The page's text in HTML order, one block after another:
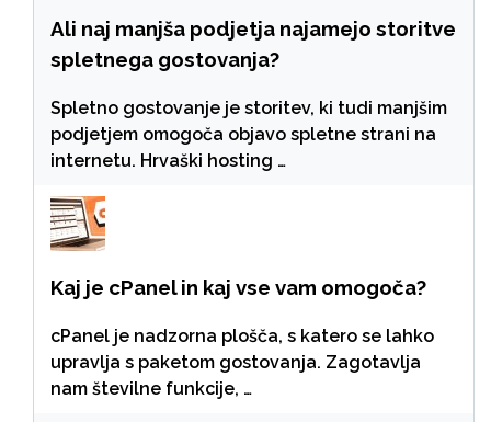
Ali naj manjša podjetja najamejo storitve
spletnega gostovanja?
Spletno gostovanje je storitev, ki tudi manjšim
podjetjem omogoča objavo spletne strani na
internetu. Hrvaški hosting …
Kaj je cPanel in kaj vse vam omogoča?
cPanel je nadzorna plošča, s katero se lahko
upravlja s paketom gostovanja. Zagotavlja
nam številne funkcije, …